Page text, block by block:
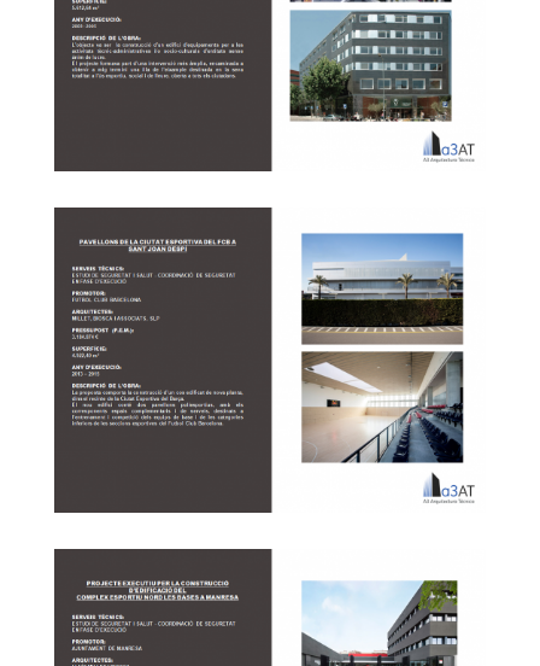
Reforma de l’Edifici FIATC
Federació Catalana Basquetbol i Gigatson